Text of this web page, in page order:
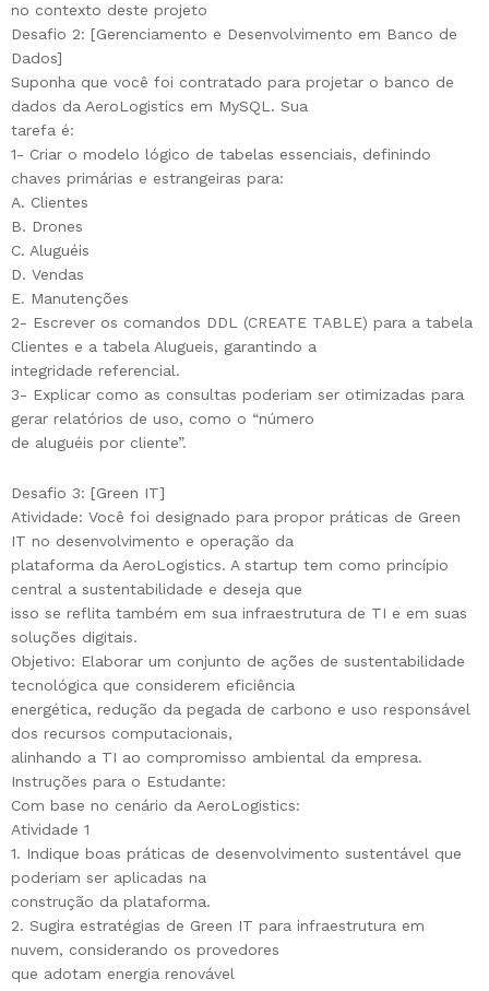
no contexto deste projeto
Desafio 2: [Gerenciamento e Desenvolvimento em Banco de
Dados]
Suponha que você foi contratado para projetar o banco de
dados da AeroLogistics em MySQL. Sua
tarefa é:
1- Criar o modelo lógico de tabelas essenciais, definindo
chaves primárias e estrangeiras para:
A. Clientes
B. Drones
C. Aluguéis
D. Vendas
E. Manutenções
2- Escrever os comandos DDL (CREATE TABLE) para a tabela
Clientes e a tabela Alugueis, garantindo a
integridade referencial.
3- Explicar como as consultas poderiam ser otimizadas para
gerar relatórios de uso, como o “número
de aluguéis por cliente”.
Desafio 3: [Green IT]
Atividade: Você foi designado para propor práticas de Green
IT no desenvolvimento e operação da
plataforma da AeroLogistics. A startup tem como princípio
central a sustentabilidade e deseja que
isso se reflita também em sua infraestrutura de TI e em suas
soluções digitais.
Objetivo: Elaborar um conjunto de ações de sustentabilidade
tecnológica que considerem eficiência
energética, redução da pegada de carbono e uso responsável
dos recursos computacionais,
alinhando a TI ao compromisso ambiental da empresa.
Instruções para o Estudante:
Com base no cenário da AeroLogistics:
Atividade 1
1. Indique boas práticas de desenvolvimento sustentável que
poderiam ser aplicadas na
construção da plataforma.
2. Sugira estratégias de Green IT para infraestrutura em
nuvem, considerando os provedores
que adotam energia renovável